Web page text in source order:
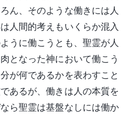
ん、そのような働きには人
人間的考えもいくらか混入
うに働こうとも、聖霊が人
となった神において働こう
が何であるかを表わすこと
あるが、働きは人の本質を
ら聖霊は基盤なしには働か